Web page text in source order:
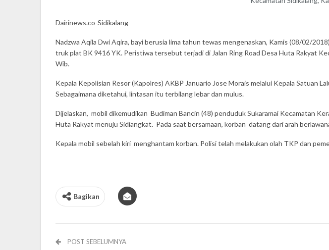
Dairinews.co-Sidikalang
Nadzwa Aqila Dwi Aqira, bayi berusia lima tahun tewas mengenaskan, Kamis (08/02/
truk plat BK 9416 YK. Peristiwa tersebut terjadi di Jalan Ring Road Desa Huta Rakyat
Wib.
Kepala Kepolisian Resor (Kapolres) AKBP Januario Jose Morais melalui Kepala Satuan
Sebagaimana diketahui, lintasan itu terbilang lebar dan mulus.
Dijelaskan, mobil dikemudikan Budiman Bancin (48) penduduk Sukaramai Kecamatan
Huta Rakyat menuju Sidiangkat. Pada saat bersamaan, korban datang dari arah
Kepala mobil sebelah kiri menghantam korban. Polisi telah melakukan olah TKP dan
Bagikan
POST SEBELUMNYA